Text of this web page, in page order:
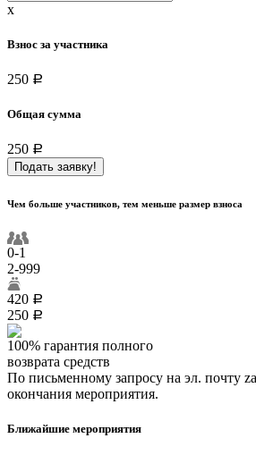
x
Взнос за участника
250 a
Общая сумма
250 a
Подать заявку!
Чем больше участников, тем меньше размер взноса
0-1
2-999
420 a
250 a
100% гарантия полного
возврата средств
По письменному запросу на эл. почту
окончания мероприятия.
Ближайшие мероприятия